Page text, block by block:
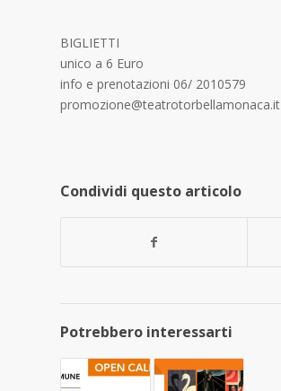
BIGLIETTI
unico a 6 Euro
info e prenotazioni 06/ 2010579
promozione@teatrotorbellamonaca.it
Condividi questo articolo
Potrebbero interessarti